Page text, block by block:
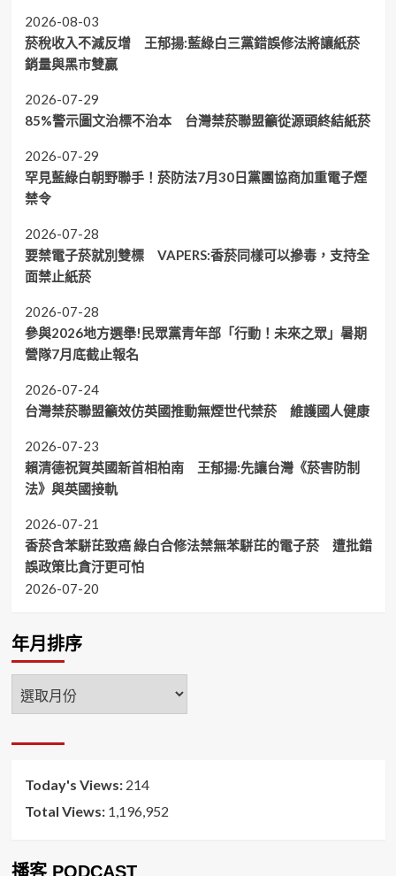
2026-08-03
菸稅收入不減反增 王郁揚:藍綠白三黨錯誤修法將讓紙菸
銷量與黑市雙贏
2026-07-29
85%警示圖文治標不治本 台灣禁菸聯盟籲從源頭終結紙菸
2026-07-29
罕見藍綠白朝野聯手！菸防法7月30日黨團協商加重電子煙
禁令
2026-07-28
要禁電子菸就別雙標 VAPERS:香菸同樣可以摻毒，支持全
面禁止紙菸
2026-07-28
參與2026地方選舉!民眾黨青年部「行動！未來之眾」暑期
營隊7月底截止報名
2026-07-24
台灣禁菸聯盟籲效仿英國推動無煙世代禁菸 維護國人健康
2026-07-23
賴清德祝賀英國新首相柏南 王郁揚:先讓台灣《菸害防制
法》與英國接軌
2026-07-21
香菸含苯駢芘致癌 綠白合修法禁無苯駢芘的電子菸 遭批錯
誤政策比貪汙更可怕
2026-07-20
年月排序
年
月
Today's Views: 214
Total Views: 1,196,952
播客 PODCAST